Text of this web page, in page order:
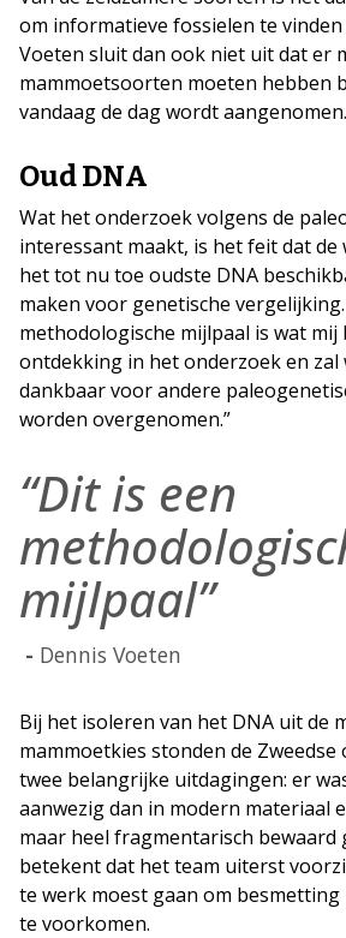
om informatieve fossielen te vinden
Voeten sluit dan ook niet uit dat er
mammoetsoorten moeten hebben
vandaag de dag wordt aangenomen.
Oud DNA
Wat het onderzoek volgens de
interessant maakt, is het feit dat de
het tot nu toe oudste DNA
maken voor genetische vergelijking.
methodologische mijlpaal is wat
ontdekking in het onderzoek en
dankbaar voor andere
worden overgenomen.”
“Dit is een
mijlpaal”
Dennis Voeten
Bij het isoleren van het DNA uit de
mammoetkies stonden de
twee belangrijke uitdagingen: er
aanwezig dan in modern materiaal
maar heel fragmentarisch bewaard
betekent dat het team uiterst
te werk moest gaan om
te voorkomen.